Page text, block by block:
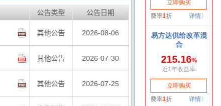
公告类型 公告日期
其他公告 2026-08-06
其他公告 2026-07-30
其他公告 2026-07-25